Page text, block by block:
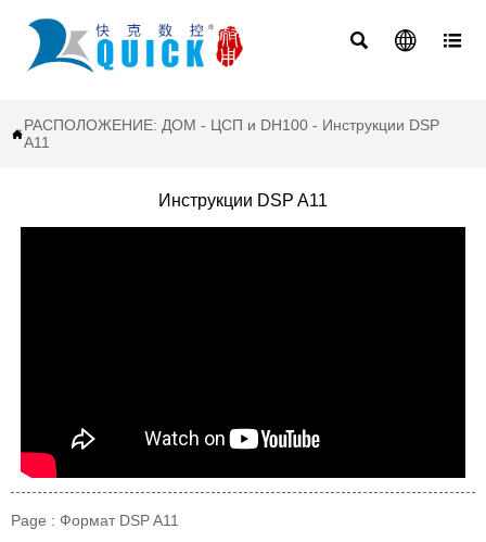
  
РАСПОЛОЖЕНИЕ: ДОМ - ЦСП и DH100 - Инструкции DSP
A11
Инструкции DSP A11
Page : Формат DSP A11